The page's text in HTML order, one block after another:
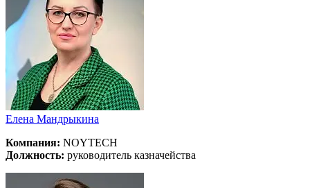
Елена Мандрыкина
Компания: NOYTECH
Должность: руководитель казначейства